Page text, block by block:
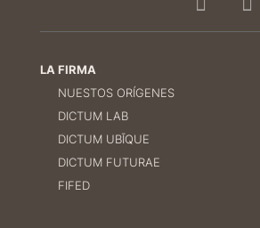
LA FIRMA
NUESTOS ORÍGENES
DICTUM LAB
DICTUM UBĪQUE
DICTUM FUTURAE
FIFED